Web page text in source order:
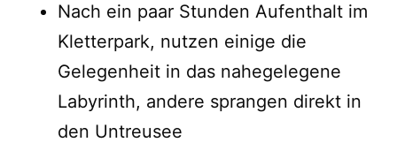
Nach ein paar Stunden Aufenthalt im
Kletterpark, nutzen einige die
Gelegenheit in das nahegelegene
Labyrinth, andere sprangen direkt in
den Untreusee